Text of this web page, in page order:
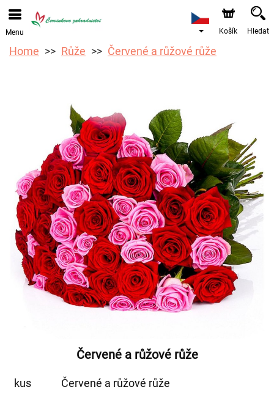
Objednávky přes e-shop přijímáme. Nejbližší možné
doručení je od 12.8.2026 z důvodu dovolené.
Menu Košík Hledat
Home Růže Červené a růžové růže
Červené a růžové růže
kus Červené a růžové růže